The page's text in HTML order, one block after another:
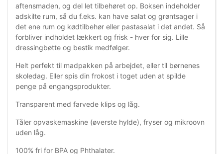
aftensmaden, og del let tilbehøret op. Boksen indeholder
adskilte rum, så du f.eks. kan have salat og grøntsager i
det ene rum og kødtilbehør eller pastasalat i det andet. Så
forbliver indholdet lækkert og frisk - hver for sig. Lille
dressingbøtte og bestik medfølger.
Helt perfekt til madpakken på arbejdet, eller til børnenes
skoledag. Eller spis din frokost i toget uden at spilde
penge på engangsprodukter.
Transparent med farvede klips og låg.
Tåler opvaskemaskine (øverste hylde), fryser og mikroovn
uden låg.
100% fri for BPA og Phthalater.